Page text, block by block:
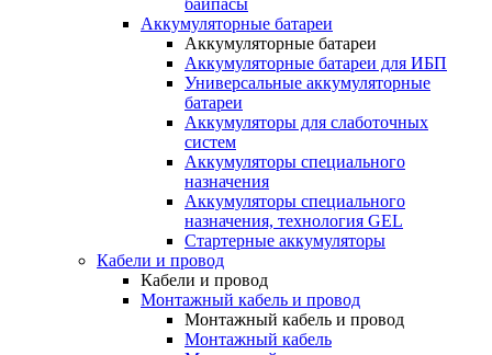
байпасы
Аккумуляторные батареи
Аккумуляторные батареи
Аккумуляторные батареи для ИБП
Универсальные аккумуляторные
батареи
Аккумуляторы для слаботочных
систем
Аккумуляторы специального
назначения
Аккумуляторы специального
назначения, технология GEL
Стартерные аккумуляторы
Кабели и провод
Кабели и провод
Монтажный кабель и провод
Монтажный кабель и провод
Монтажный кабель